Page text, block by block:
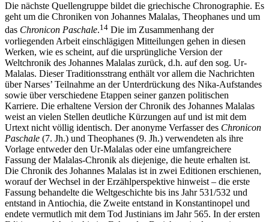
Die nächste Quellengruppe bildet die griechische Chronographie. Es
geht um die Chroniken von Johannes Malalas, Theophanes und um
das Chronicon Paschale.14 Die im Zusammenhang der
vorliegenden Arbeit einschlägigen Mitteilungen gehen in diesen
Werken, wie es scheint, auf die ursprüngliche Version der
Weltchronik des Johannes Malalas zurück, d.h. auf den sog. Ur-
Malalas. Dieser Traditionsstrang enthält vor allem die Nachrichten
über Narses’ Teilnahme an der Unterdrückung des Nika-Aufstandes
sowie über verschiedene Etappen seiner ganzen politischen
Karriere. Die erhaltene Version der Chronik des Johannes Malalas
weist an vielen Stellen deutliche Kürzungen auf und ist mit dem
Urtext nicht völlig identisch. Der anonyme Verfasser des Chronicon
Paschale (7. Jh.) und Theophanes (9. Jh.) verwendeten als ihre
Vorlage entweder den Ur-Malalas oder eine umfangreichere
Fassung der Malalas-Chronik als diejenige, die heute erhalten ist.
Die Chronik des Johannes Malalas ist in zwei Editionen erschienen,
worauf der Wechsel in der Erzählperspektive hinweist – die erste
Fassung behandelte die Weltgeschichte bis ins Jahr 531/532 und
entstand in Antiochia, die Zweite entstand in Konstantinopel und
endete vermutlich mit dem Tod Justinians im Jahr 565. In der ersten